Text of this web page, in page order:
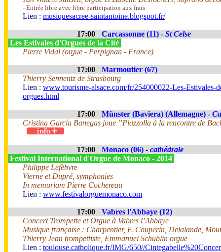
- Entrée libre avec libre participation aux frais
Lien : musiquesacree-saintantoine.blogspot.fr/
17:00 Carcassonne (11) - St Celse
Les Estivales d'Orgues de la Cité
Pierre Vidal (orgue - Perpignan - France)
17:00
Marmoutier (67)
Thierry Sennentz de Strasbourg
Lien : www.tourisme-alsace.com/fr/254000022-Les-Estivales-
orgues.html
17:00 Münster (Baviera) (Allemagne) -
Cristina García Banegas joue ”Piazzolla à la rencontre de
17:00 Monaco (06) - cathédrale
Festival International d'Orgue de Monaco - 2014
Philippe Lefèbvre
Vierne et Dupré, symphonies
In memoriam Pierre Cochereau
Lien : www.festivalorguemonaco.com
17:00
Vabres l'Abbaye (12)
Concert Trompette et Orgue à Vabres l’Abbaye
Musique française : Charpentier, F. Couperin, Delalande,
Thierry Jean trompettiste, Emmanuel Schublin orgue
Lien : toulouse.catholique.fr/IMG/650//